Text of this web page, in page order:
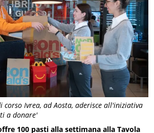
corso Ivrea, ad Aosta, aderisce all'iniziativa
a donare'
100 pasti alla settimana alla Tavola